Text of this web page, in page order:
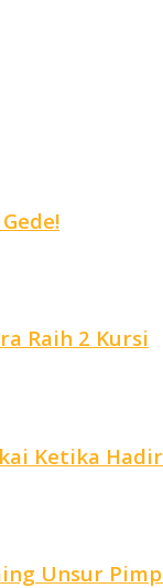
Raih 2 Kursi
Ketika
Unsur